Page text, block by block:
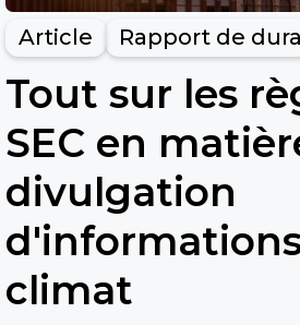
Article Rapport de
Tout sur les
SEC en
divulgation
climat